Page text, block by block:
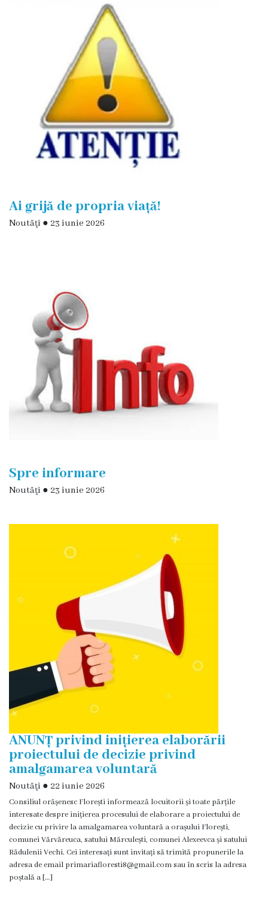
Servicii
Eliberarea
certificatelor
activităţiilor
de
Eliberarea
autorizaţiiilor
Ajutor
material
Petiții
online
Licitații
și
Transparență
Bugetul
Local
Bugetare
Participativă
locale
Strategii
Locale
Transparență
decizională
Iniţieri
Ai grijă de propria viață!
Noutăţi ● 23 iunie 2026
Spre informare
Noutăţi ● 23 iunie 2026
ANUNȚ privind inițierea elaborării
proiectului de decizie privind
amalgamarea voluntară
Noutăţi ● 22 iunie 2026
Consiliul orășenesc Florești informează locuitorii și toate părțile
interesate despre inițierea procesului de elaborare a proiectului de
decizie cu privire la amalgamarea voluntară a orașului Florești,
comunei Vărvăreuca, satului Mărculești, comunei Alexeevca și satului
Rădulenii Vechi. Cei interesați sunt invitați să trimită propunerile la
adresa de email primariafloresti8@gmail.com sau în scris la adresa
poștală a […]